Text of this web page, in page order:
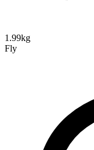
1.99kg
Fly